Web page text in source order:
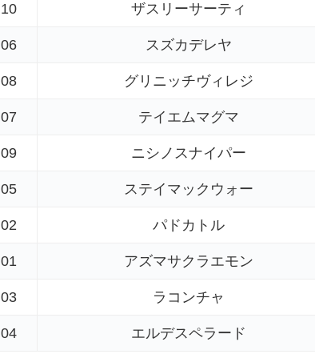
10 ザスリーサーティ
06 スズカデレヤ
08 グリニッチヴィレジ
07 テイエムマグマ
09 ニシノスナイパー
05 ステイマックウォー
02 パドカトル
01 アズマサクラエモン
03 ラコンチャ
04 エルデスペラード